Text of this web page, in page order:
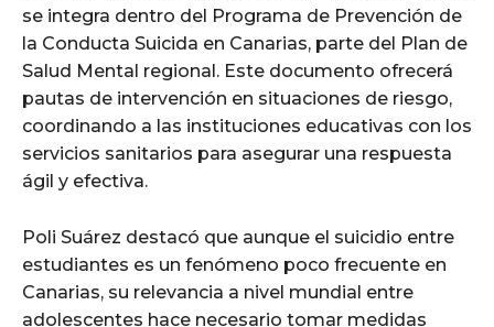
se integra dentro del Programa de Prevención de
la Conducta Suicida en Canarias, parte del Plan de
Salud Mental regional. Este documento ofrecerá
pautas de intervención en situaciones de riesgo,
coordinando a las instituciones educativas con los
servicios sanitarios para asegurar una respuesta
ágil y efectiva.
Poli Suárez destacó que aunque el suicidio entre
estudiantes es un fenómeno poco frecuente en
Canarias, su relevancia a nivel mundial entre
adolescentes hace necesario tomar medidas